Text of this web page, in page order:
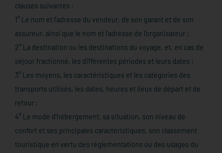
clauses suivantes :
1° Le nom et l'adresse du vendeur, de son garant et de son
assureur, ainsi que le nom et l'adresse de l'organisateur ;
2° La destination ou les destinations du voyage, et, en cas de
séjour fractionné, les différentes périodes et leurs dates ;
3° Les moyens, les caractéristiques et les catégories des
transports utilisés, les dates, heures et lieux de départ et de
retour ;
4° Le mode d'hébergement, sa situation, son niveau de
confort et ses principales caractéristiques, son classement
touristique en vertu des réglementations ou des usages du